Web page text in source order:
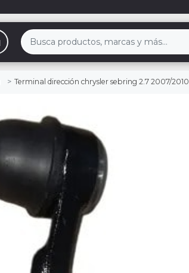
Terminal dirección chrysler sebring 2.7 2007/2010